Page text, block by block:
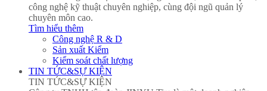
công nghệ kỹ thuật chuyên nghiệp, cùng đội ngũ quản lý
chuyên môn cao.
Tìm hiểu thêm
Công nghệ R & D
Sản xuất Kiểm
Kiểm soát chất lượng
TIN TỨC&SỰ KIỆN
TIN TỨC&SỰ KIỆN